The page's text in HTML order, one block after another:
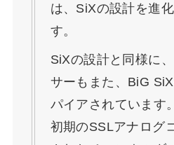
は、SiXの設計を進
す。
SiXの設計と同様に
サーもまた、BiG
パイアされています。
初期のSSLアナログ